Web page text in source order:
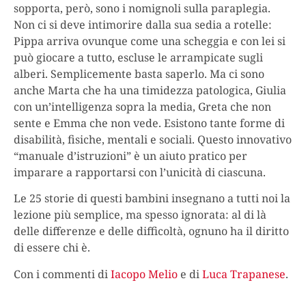
sopporta, però, sono i nomignoli sulla paraplegia.
Non ci si deve intimorire dalla sua sedia a rotelle:
Pippa arriva ovunque come una scheggia e con lei si
può giocare a tutto, escluse le arrampicate sugli
alberi. Semplicemente basta saperlo. Ma ci sono
anche Marta che ha una timidezza patologica, Giulia
con un’intelligenza sopra la media, Greta che non
sente e Emma che non vede. Esistono tante forme di
disabilità, fisiche, mentali e sociali. Questo innovativo
“manuale d’istruzioni” è un aiuto pratico per
imparare a rapportarsi con l’unicità di ciascuna.
Le 25 storie di questi bambini insegnano a tutti noi la
lezione più semplice, ma spesso ignorata: al di là
delle differenze e delle difficoltà, ognuno ha il diritto
di essere chi è.
Con i commenti diIacopo Melio e diLuca Trapanese.